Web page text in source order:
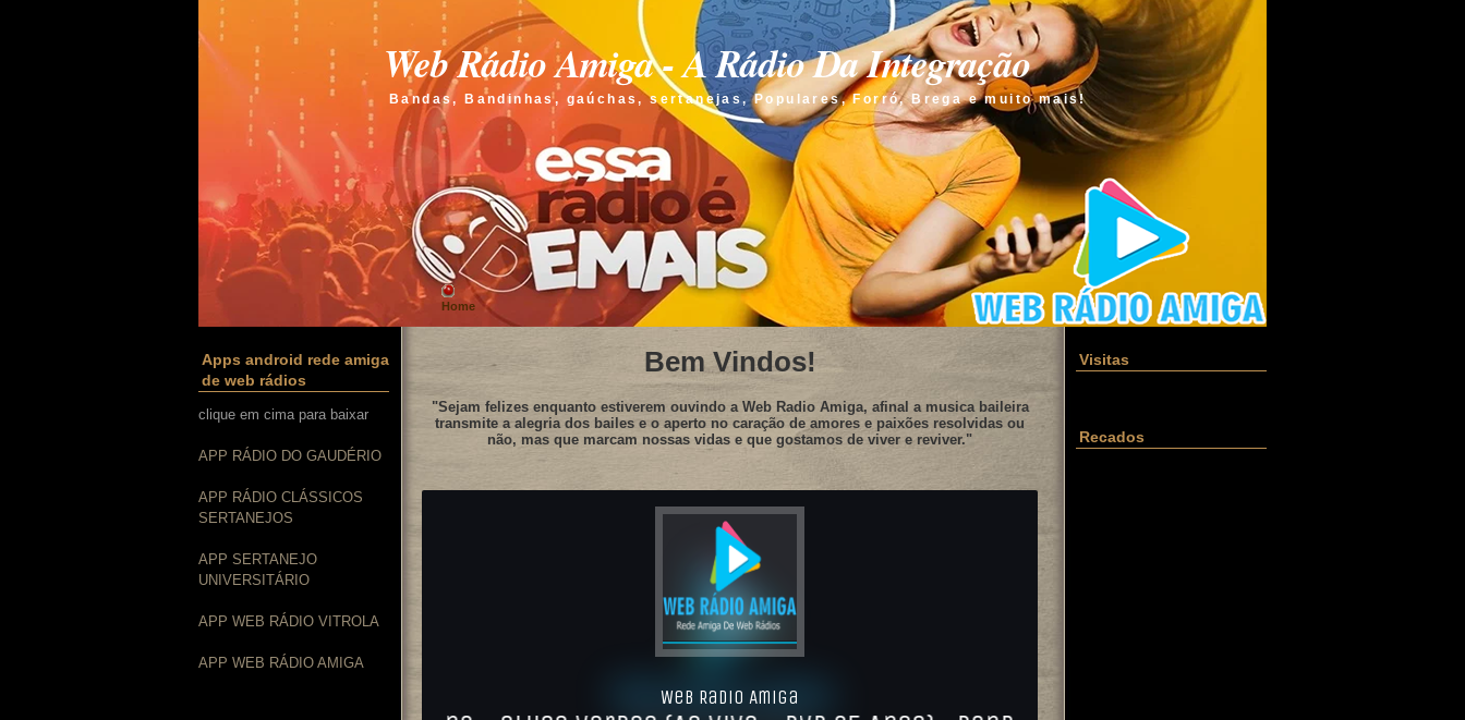
Web Rádio Amiga - A Rádio Da Integração
Bandas, Bandinhas, gaúchas, sertanejas, Populares, Forró, Brega e muito mais!
Home
Apps android rede amiga
de web rádios
clique em cima para baixar
APP RÁDIO DO GAUDÉRIO
APP RÁDIO CLÁSSICOS
SERTANEJOS
APP SERTANEJO
UNIVERSITÁRIO
APP WEB RÁDIO VITROLA
APP WEB RÁDIO AMIGA
Bem Vindos!
"Sejam felizes enquanto estiverem ouvindo a Web Radio Amiga, afinal a musica baileira
transmite a alegria dos bailes e o aperto no caração de amores e paixões resolvidas ou
não, mas que marcam nossas vidas e que gostamos de viver e reviver."
Visitas
Recados